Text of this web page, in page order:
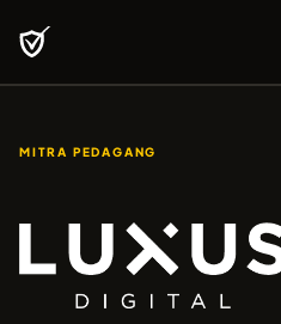
MITRA PEDAGANG